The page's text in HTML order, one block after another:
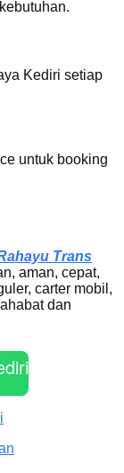
Kediri setiap
untuk booking
Trans
aman, cepat,
carter mobil,
dan